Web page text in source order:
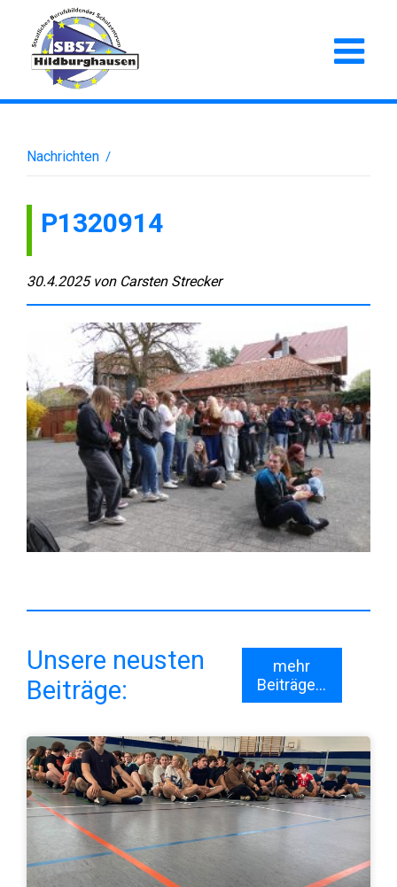
Nachrichten /
P1320914
30.4.2025 von Carsten Strecker
Unsere neusten
Beiträge:
mehr
Beiträge...